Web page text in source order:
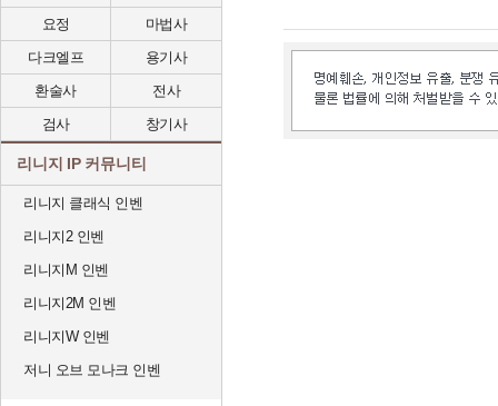
요정
마법사
다크엘프
용기사
환술사
전사
검사
창기사
리니지 IP 커뮤니티
리니지 클래식 인벤
리니지2 인벤
리니지M 인벤
리니지2M 인벤
리니지W 인벤
저니 오브 모나크 인벤